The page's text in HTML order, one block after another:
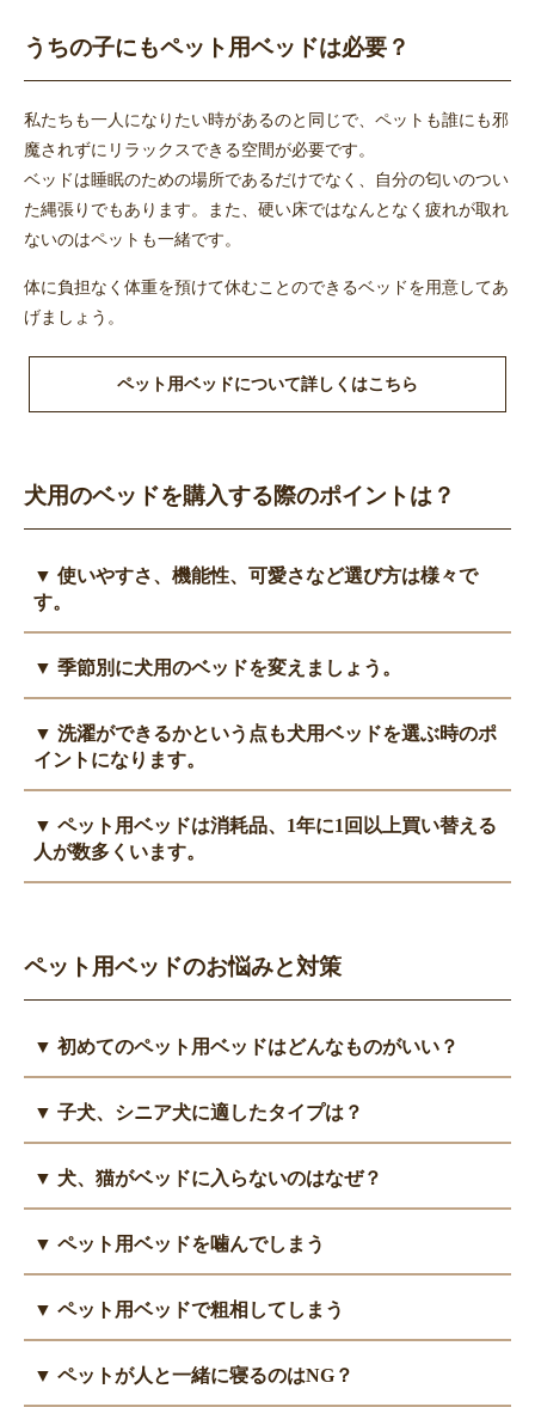
うちの子にもペット用ベッドは必要？
私たちも一人になりたい時があるのと同じで、ペットも誰にも邪
魔されずにリラックスできる空間が必要です。
ベッドは睡眠のための場所であるだけでなく、自分の匂いのつい
た縄張りでもあります。また、硬い床ではなんとなく疲れが取れ
ないのはペットも一緒です。
体に負担なく体重を預けて休むことのできるベッドを用意してあ
げましょう。
ペット用ベッドについて詳しくはこちら
犬用のベッドを購入する際のポイントは？
▼ 使いやすさ、機能性、可愛さなど選び方は様々で
す。
くの要素があります。
ったベッドを見つけましょう。
▼ 季節別に犬用のベッドを変えましょう。
節には丸まって寝ることが多いので、包み込むような形状を選ぶ
と良いでしょう。 保温性の高い素材や、ふかふかした素材を使
逆に暑い季節には、犬は床など冷たい場所で体をのばして寝るこ
とが多いです。
季節によってベッドを使い分け、愛犬の快適さを確保しましょ
う。
▼ 洗濯ができるかという点も犬用ベッドを選ぶ時のポ
イントになります。
ッドを選ぶことをお勧めします。
取り外し可能なカバー付きや、洗濯機で洗える素材を使用したベ
▼ ペット用ベッドは消耗品、1年に1回以上買い替える
人が数多くいます。
また、噛んでボロボロになったり、犬の習性で寝床を整えるため
ペットの健康と幸福を考え、必要に応じて定期的にベッドを買い
替えることをお勧めします。
ペット用ベッドのお悩みと対策
▼ 初めてのペット用ベッドはどんなものがいい？
うことで汚れたり、マットもへたって体を支えられなくなってき
ペットの大きさや季節、好みに合わせて選びましょう。
ベッドはペットの体に直接触れるので、洗濯できるものが望まし
いです。丸洗いできなくても、カバーやクッション部分は外して
洗えるものを選びましょう。
▼ 子犬、シニア犬に適したタイプは？
ッドを選びましょう。
ベッド選びは若いころより重要になります。
寝返りも打たず同じ姿勢でいると床ずれができやすくなります。
クッション性や通気性、粗相した時のための洗いやすさに気をつ
けましょう。
▼ 犬、猫がベッドに入らないのはなぜ？
てもらうため、お気に入りのおもちゃや飼い主の匂いの付いたも
ベッドの形や置き場所には犬の性格や好みもあるので、どうして
も入らない場合は変えてみるのもよいでしょう。
▼ ペット用ベッドを噛んでしまう
病院を受診するペットは多いです。
けましょう。
▼ ペット用ベッドで粗相してしまう
猫は汚れたトイレを使いたがらないので、トイレはいつも清潔に
▼ ペットが人と一緒に寝るのはNG？